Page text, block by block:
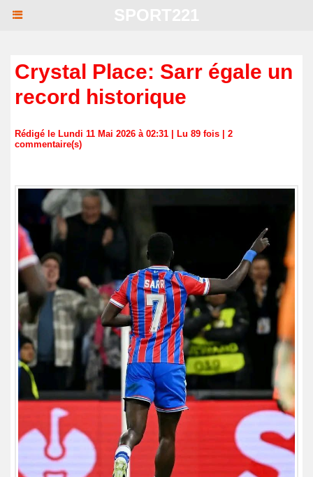
Crystal Place: Sarr égale un
record historique
Rédigé le Lundi 11 Mai 2026 à 02:31 | Lu 89 fois | 2
commentaire(s)